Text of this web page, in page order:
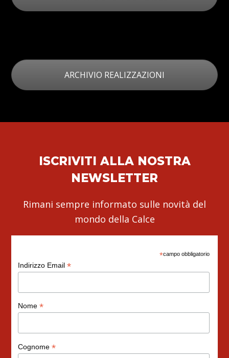
ARCHIVIO REALIZZAZIONI
ISCRIVITI ALLA NOSTRA
NEWSLETTER
Rimani sempre informato sulle novità del
mondo della Calce
*campo obbligatorio
Indirizzo Email *
Nome *
Cognome *